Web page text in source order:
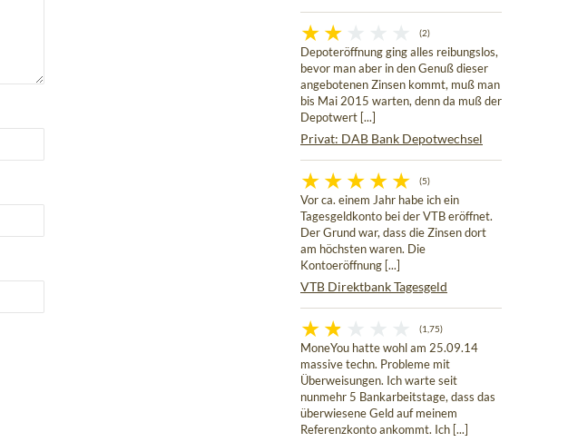
(2)
Depoteröffnung ging alles reibungslos,
bevor man aber in den Genuß dieser
angebotenen Zinsen kommt, muß man
bis Mai 2015 warten, denn da muß der
Depotwert [...]
Privat: DAB Bank Depotwechsel
(5)
Vor ca. einem Jahr habe ich ein
Tagesgeldkonto bei der VTB eröffnet.
Der Grund war, dass die Zinsen dort
am höchsten waren. Die
Kontoeröffnung [...]
VTB Direktbank Tagesgeld
(1,75)
MoneYou hatte wohl am 25.09.14
massive techn. Probleme mit
Überweisungen. Ich warte seit
nunmehr 5 Bankarbeitstage, dass das
überwiesene Geld auf meinem
Referenzkonto ankommt. Ich [...]